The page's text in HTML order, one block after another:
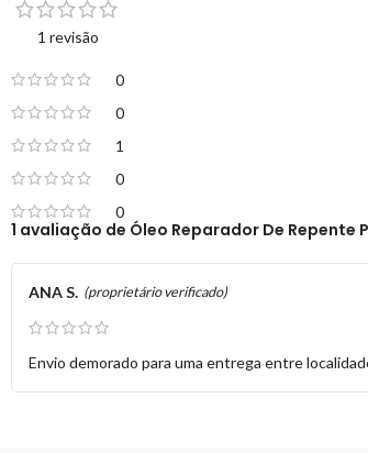
1 revisão
0
0
1
0
0
1 avaliação de Óleo Reparador De Repente
ANA S. (proprietário verificado)
Envio demorado para uma entrega entre